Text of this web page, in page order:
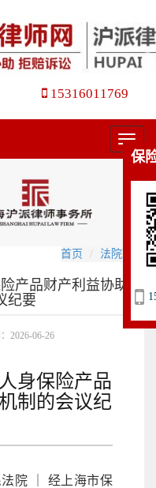
15316011769
菜
单
首页 法院观点
产品财产利益协助
纪要
2026-06-26
身保险产品
制的会议纪
院 ｜ 经上海市保
保